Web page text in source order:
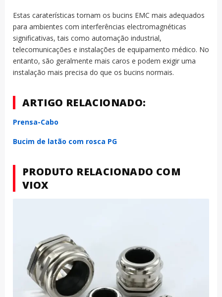
Estas caraterísticas tornam os bucins EMC mais adequados
para ambientes com interferências electromagnéticas
significativas, tais como automação industrial,
telecomunicações e instalações de equipamento médico. No
entanto, são geralmente mais caros e podem exigir uma
instalação mais precisa do que os bucins normais.
ARTIGO RELACIONADO:
Prensa-Cabo
Bucim de latão com rosca PG
PRODUTO RELACIONADO COM
VIOX